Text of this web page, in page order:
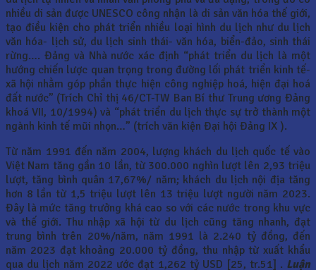
nhiều di sản được UNESCO công nhận là di sản văn hóa thế giới,
tạo điều kiện cho phát triển nhiều loại hình du lịch như du lịch
văn hóa- lịch sử, du lịch sinh thái- văn hóa, biển-đảo, sinh thái
rừng…. Đảng và Nhà nước xác định “phát triển du lịch là một
hướng chiến lược quan trọng trong đường lối phát triển kinh tế-
xã hội nhằm góp phần thực hiện công nghiệp hoá, hiện đại hoá
đất nước” (Trích Chỉ thị 46/CT-TW Ban Bí thư Trung ương Đảng
khoá VII, 10/1994) và “phát triển du lịch thực sự trở thành một
ngành kinh tế mũi nhọn…” (trích văn kiện Đại hội Đảng IX ).
Từ năm 1991 đến năm 2004, lượng khách du lịch quốc tế vào
Việt Nam tăng gần 10 lần, từ 300.000 nghìn lượt lên 2,93 triệu
lượt, tăng bình quân 17,67%/ năm; khách du lịch nội địa tăng
hơn 8 lần từ 1,5 triệu lượt lên 13 triệu lượt người năm 2023.
Đây là mức tăng trưởng khá cao so với các nước trong khu vực
và thế giới. Thu nhập xã hội từ du lịch cũng tăng nhanh, đạt
trung bình trên 20%/năm, năm 1991 là 2.240 tỷ đồng, đến
năm 2023 đạt khoảng 20.000 tỷ đồng, thu nhập từ xuất khẩu
qua du lịch năm 2022 ước đạt 1,262 tỷ USD [25, tr.51] . Luận